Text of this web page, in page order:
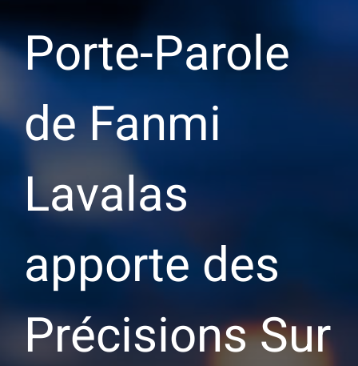
Porte-Parole
de Fanmi
Lavalas
apporte des
Précisions Sur